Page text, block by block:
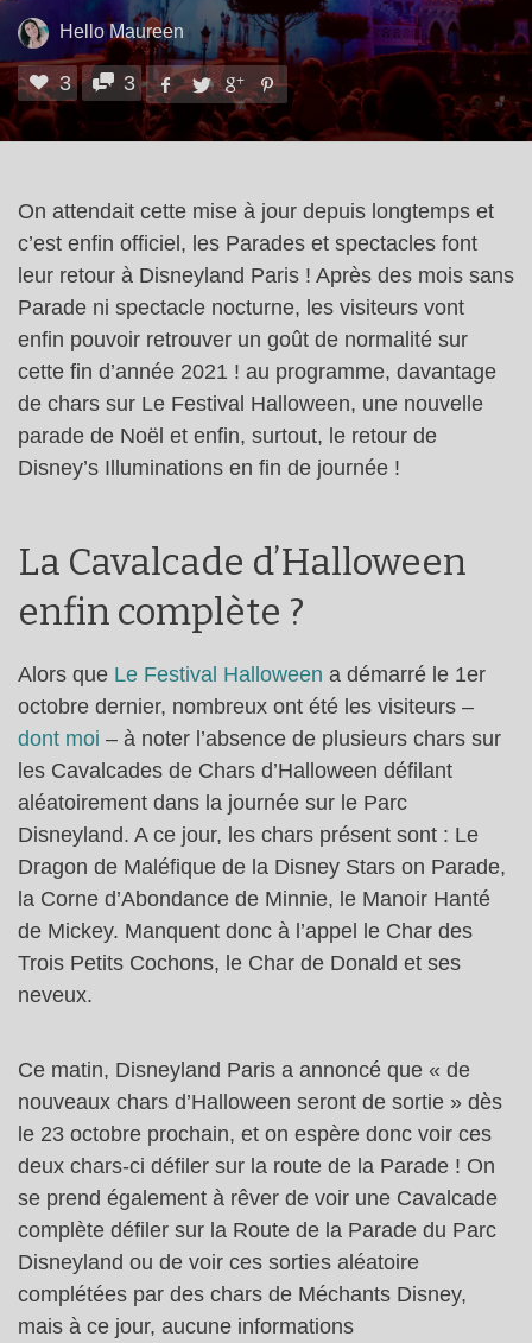
Hello Maureen
3 3
On attendait cette mise à jour depuis longtemps et
c’est enfin officiel, les Parades et spectacles font
leur retour à Disneyland Paris ! Après des mois sans
Parade ni spectacle nocturne, les visiteurs vont
enfin pouvoir retrouver un goût de normalité sur
cette fin d’année 2021 ! au programme, davantage
de chars sur Le Festival Halloween, une nouvelle
parade de Noël et enfin, surtout, le retour de
Disney’s Illuminations en fin de journée !
La Cavalcade d’Halloween
enfin complète ?
Alors que Le Festival Halloween a démarré le 1er
octobre dernier, nombreux ont été les visiteurs –
dont moi – à noter l’absence de plusieurs chars sur
les Cavalcades de Chars d’Halloween défilant
aléatoirement dans la journée sur le Parc
Disneyland. A ce jour, les chars présent sont : Le
Dragon de Maléfique de la Disney Stars on Parade,
la Corne d’Abondance de Minnie, le Manoir Hanté
de Mickey. Manquent donc à l’appel le Char des
Trois Petits Cochons, le Char de Donald et ses
neveux.
Ce matin, Disneyland Paris a annoncé que « de
nouveaux chars d’Halloween seront de sortie » dès
le 23 octobre prochain, et on espère donc voir ces
deux chars-ci défiler sur la route de la Parade ! On
se prend également à rêver de voir une Cavalcade
complète défiler sur la Route de la Parade du Parc
Disneyland ou de voir ces sorties aléatoire
complétées par des chars de Méchants Disney,
mais à ce jour, aucune informations